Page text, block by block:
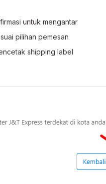
untuk mengantar
pilihan pemesan
shipping label